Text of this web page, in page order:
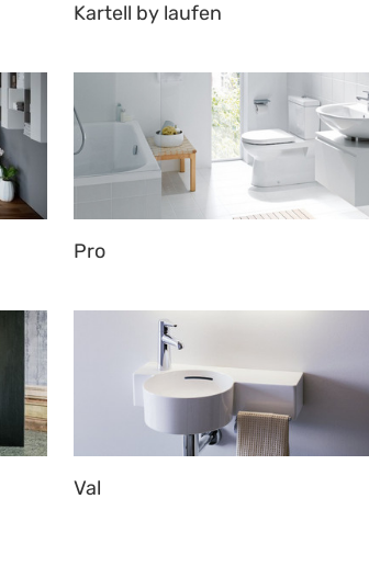
Kartell by laufen
Pro
Val